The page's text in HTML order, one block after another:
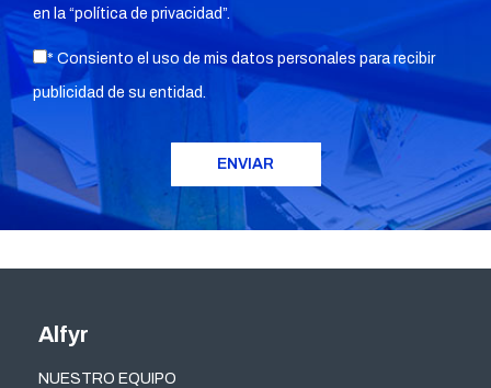
en la “política de privacidad”.
* Consiento el uso de mis datos personales para recibir
publicidad de su entidad.
Alfyr
NUESTRO EQUIPO